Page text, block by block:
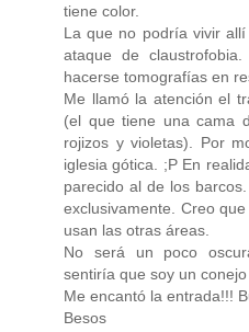
tiene color.
La que no podría vivir
ataque de
hacerse tomografías en
Me llamó la atención el
(el que tiene una cama
rojizos y violetas). Por
iglesia gótica. ;P En
parecido al de los
exclusivamente. Creo
usan las otras áreas.
No será un poco
sentiría que soy un
Me encantó la entrada!!!
Besos